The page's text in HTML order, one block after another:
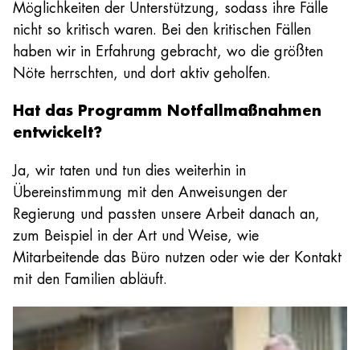
Möglichkeiten der Unterstützung, sodass ihre Fälle
nicht so kritisch waren. Bei den kritischen Fällen
haben wir in Erfahrung gebracht, wo die größten
Nöte herrschten, und dort aktiv geholfen.
Hat das Programm Notfallmaßnahmen
entwickelt?
Ja, wir taten und tun dies weiterhin in
Übereinstimmung mit den Anweisungen der
Regierung und passten unsere Arbeit danach an,
zum Beispiel in der Art und Weise, wie
Mitarbeitende das Büro nutzen oder wie der Kontakt
mit den Familien abläuft.